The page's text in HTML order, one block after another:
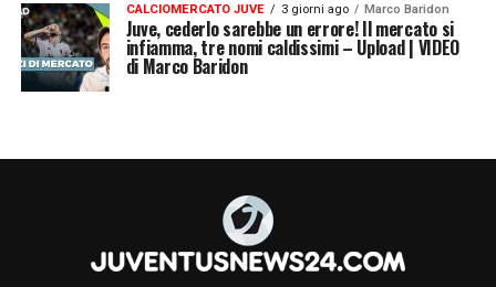
CALCIOMERCATO JUVE 3 giorni ago Marco Baridon
Juve, cederlo sarebbe un errore! Il mercato si
infiamma, tre nomi caldissimi – Upload | VIDEO
di Marco Baridon